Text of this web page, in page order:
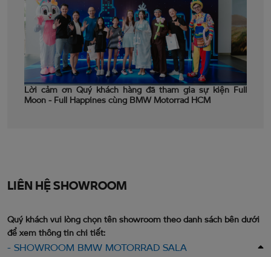
Lời cảm ơn Quý khách hàng đã tham gia sự kiện Full
Moon - Full Happines cùng BMW Motorrad HCM
LIÊN HỆ SHOWROOM
Quý khách vui lòng chọn tên showroom theo danh sách bên dưới
để xem thông tin chi tiết:
- SHOWROOM BMW MOTORRAD SALA